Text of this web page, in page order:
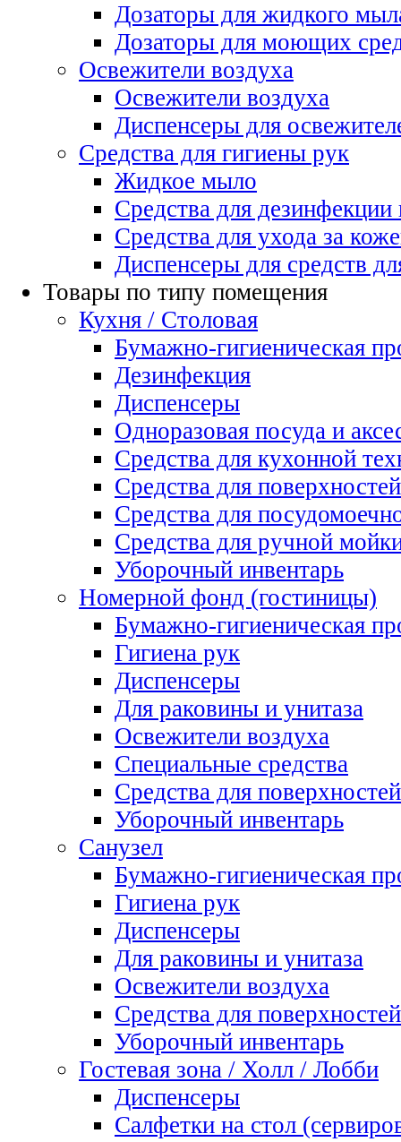
Дозаторы для жидкого
Дозаторы для моющих
Освежители воздуха
Освежители воздуха
Диспенсеры для
Средства для гигиены рук
Жидкое мыло
Средства для
Средства для ухода за
Диспенсеры для средств
Товары по типу помещения
Кухня / Столовая
Бумажно-гигиеническая
Дезинфекция
Диспенсеры
Одноразовая посуда и
Средства для кухонной
Средства для поверхностей
Средства для
Средства для ручной
Уборочный инвентарь
Номерной фонд (гостиницы)
Бумажно-гигиеническая
Гигиена рук
Диспенсеры
Для раковины и унитаза
Освежители воздуха
Специальные средства
Средства для поверхностей
Уборочный инвентарь
Санузел
Бумажно-гигиеническая
Гигиена рук
Диспенсеры
Для раковины и унитаза
Освежители воздуха
Средства для поверхностей
Уборочный инвентарь
Гостевая зона / Холл / Лобби
Диспенсеры
Салфетки на стол